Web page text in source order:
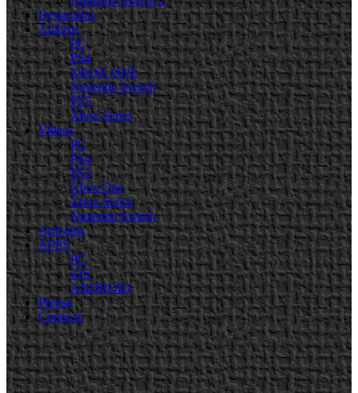
Destacadas
Análisis
PC
PS4
XBOX ONE
Nintendo Switch
PS5
Xbox Series
Videos
PC
PS4
PS5
Xbox One
Xbox Series
Nintendo Switch
Artículos
APPS
PC
iOS
ANDROID
Prensa
Contacto